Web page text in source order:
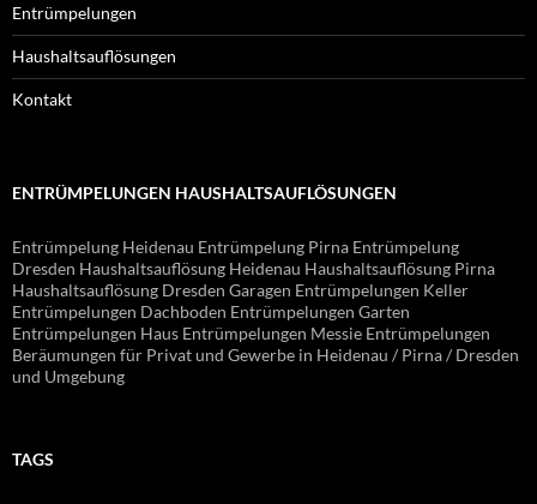
Entrümpelungen
Haushaltsauflösungen
Kontakt
ENTRÜMPELUNGEN HAUSHALTSAUFLÖSUNGEN
Entrümpelung Heidenau Entrümpelung Pirna Entrümpelung
Dresden Haushaltsauflösung Heidenau Haushaltsauflösung Pirna
Haushaltsauflösung Dresden Garagen Entrümpelungen Keller
Entrümpelungen Dachboden Entrümpelungen Garten
Entrümpelungen Haus Entrümpelungen Messie Entrümpelungen
Beräumungen für Privat und Gewerbe in Heidenau / Pirna / Dresden
und Umgebung
TAGS